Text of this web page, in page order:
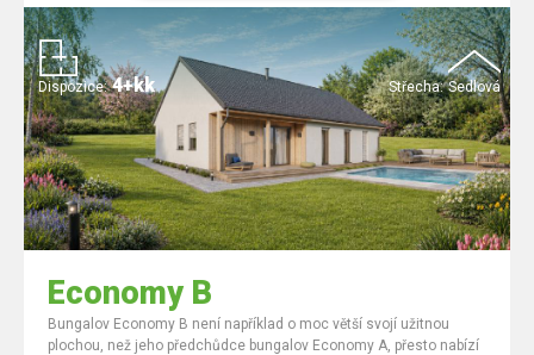
Střecha: Sedlová
Dispozice: 4+kk
Economy B
Bungalov Economy B není například o moc větší svojí užitnou
plochou, než jeho předchůdce bungalov Economy A, přesto nabízí